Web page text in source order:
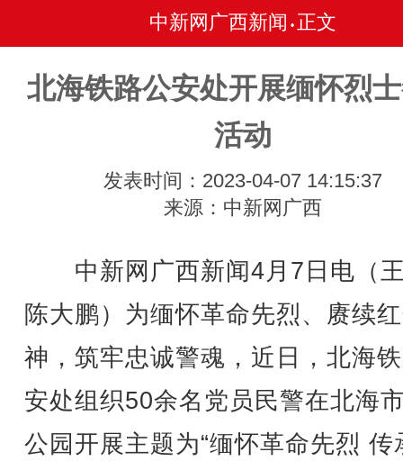
中新网广西新闻 • 正文
北海铁路公安处开展缅怀烈
活动
发表时间：2023-04-07 14:15:37
来源：中新网广西
中新网广西新闻4月7日电（
陈大鹏）为缅怀革命先烈、赓续
神，筑牢忠诚警魂，近日，北海
安处组织50余名党员民警在北海
公园开展主题为“缅怀革命先烈 传